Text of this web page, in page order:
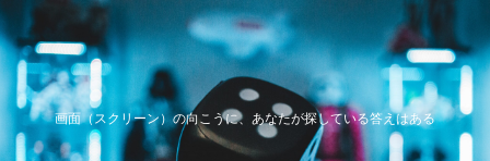
画面（スクリーン）の向こうに、あなたが探している答えはある